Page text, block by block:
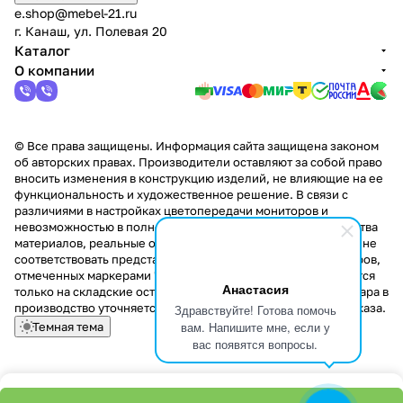
Анастасия
Здравствуйте! Готова помочь
вам. Напишите мне, если у
вас появятся вопросы.
e.shop@mebel-21.ru
г. Канаш, ул. Полевая 20
Каталог
О компании
© Все права защищены. Информация сайта защищена законом
об авторских правах. Производители оставляют за собой право
вносить изменения в конструкцию изделий, не влияющие на ее
функциональность и художественное решение. В связи с
различиями в настройках цветопередачи мониторов и
невозможностью в полной мере передать некоторые свойства
материалов, реальные оттенки и текстуры продукции могут не
соответствовать представленным на сайте. Стоимость товаров,
отмеченных маркерами "Скидка!" и "Акция!" распространяется
только на складские остатки. Стоимость заказа данного товара в
производство уточняется у менеджера при оформлении заказа.
Темная тема